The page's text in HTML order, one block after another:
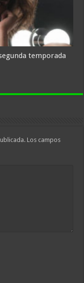
temporada
Los campos